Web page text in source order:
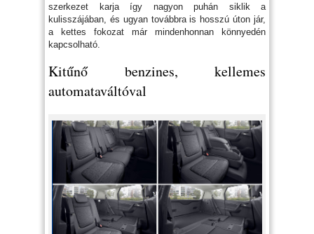
szerkezet karja így nagyon puhán siklik a
kulisszájában, és ugyan továbbra is hosszú úton jár,
a kettes fokozat már mindenhonnan könnyedén
kapcsolható.
Kitűnő benzines, kellemes
automataváltóval